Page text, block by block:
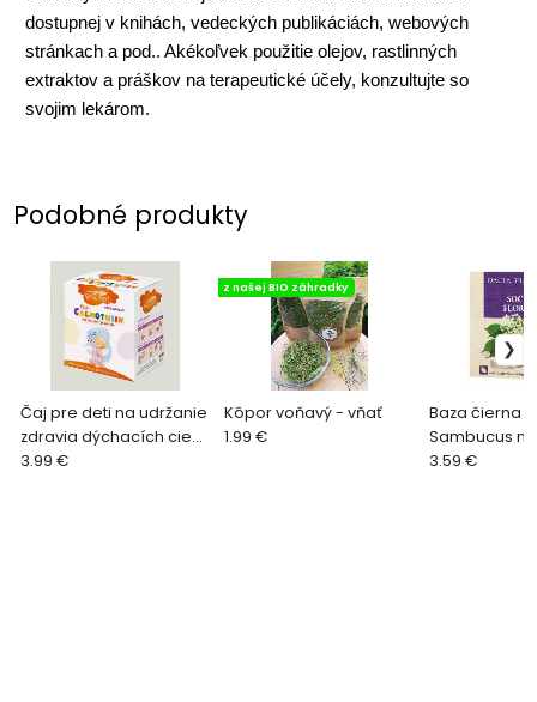
dostupnej v knihách, vedeckých publikáciách, webových
stránkach a pod.. Akékoľvek použitie olejov, rastlinných
extraktov a práškov na terapeutické účely, konzultujte so
svojim lekárom.
Podobné produkty
Čaj pre deti na udržanie
zdravia dýchacích ciest
50g
3.99 €
Kôpor voňavý - vňať
z našej BIO záhradky
1.99 €
Baza čierna -
Sambucus
kvety
3.59 €